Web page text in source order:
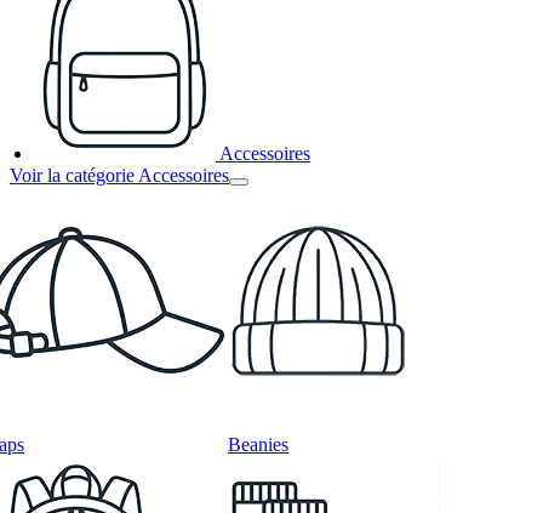
Accessoires
Voir la catégorie Accessoires
Beanies